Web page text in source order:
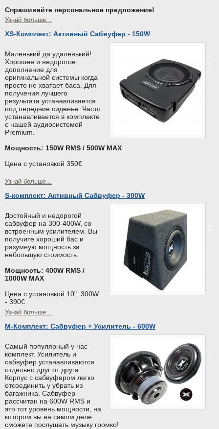
Спрашивайте персональное предложение!
Узнай больше...
XS-Комплект: Активный Сабвуфер - 150W
Маленький да удаленький!
Хорошее и недорогое
дополнение для
оригинальной системы когда
просто не хватает баса. Для
получения лучшего
результата устанавливается
под передние сиденье. Часто
устанавливается в комплекте
с нашей аудиосистемой
Premium.
Мощность: 150W RMS / 500W MAX
Цена с установкой 350€
Узнай больше...
S-комплект: Активный Сабвуфер - 300W
Достойный и недорогой
сабвуфер на 300-400W, со
встроенным усилителем. Вы
получите хороший бас и
разумную мощность за
небольшую стоимость.
Мощность: 400W RMS /
1000W MAX
Цена с установкой 10", 300W
- 390€
Узнай больше...
M-Комплект: Сабвуфер + Усилитель - 600W
Самый популярный у нас
комплект. Усилитель и
сабвуфер устанавливаются
отдельно друг от друга.
Корпус с сабвуфером легко
отсоединить у убрать из
багажника. Сабвуфер
рассчитан на 600W RMS и
это тот уровень мощности, на
котором вы на самом деле
сможете послушать музыку громко!